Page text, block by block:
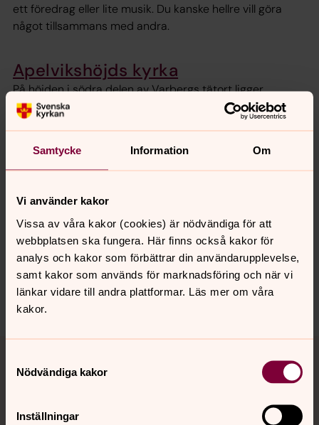
Samtycke Information Om
Vi använder kakor
Vissa av våra kakor (cookies) är nödvändiga för att
webbplatsen ska fungera. Här finns också kakor för
analys och kakor som förbättrar din användarupplevelse,
samt kakor som används för marknadsföring och när vi
länkar vidare till andra plattformar. Läs mer om våra
kakor.
Nödvändiga kakor
Inställningar
ett föredrag eller lite musik. Du kanske hellre vill göra
något tillsammans med andra.
Apelvikshöjds kyrka
På höjden i södra delen av Varbergs tätort ligger
Apelvikshöjds kyrka. Den sjuder av liv och centrum är
högmässan på söndagar 11.00.
Synpunkter eller frågor på sidans
innehåll?
varberg.forsamling@svenskakyrkan.se
Dela
Tillbaka till toppen
Tillbaka till innehållet
Kontakt